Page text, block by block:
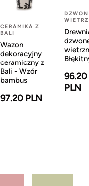
CERAMIKA Z
BALI
Wazon
dekoracyjny
ceramiczny z
Bali - Wzór
bambus
97.20 PLN
96.20
PLN